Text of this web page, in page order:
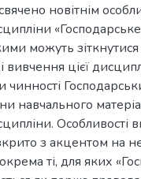
новітнім
можуть зіткнутися
вивчення цієї
чинності
навчального
Особливості
з акцентом на
ті, для яких